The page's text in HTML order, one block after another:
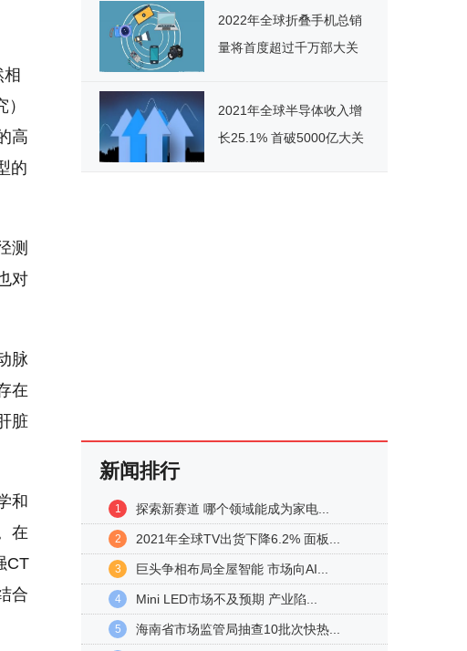
高
的
测
对
脉
在
脏
和
在
CT
合
2022年全球折叠手机总销
量将首度超过千万部大关
2021年全球半导体收入增
长25.1% 首破5000亿大关
新闻排行
1 探索新赛道 哪个领域能成为家电...
2 2021年全球TV出货下降6.2% 面板...
3 巨头争相布局全屋智能 市场向AI...
4 Mini LED市场不及预期 产业陷...
5 海南省市场监管局抽查10批次快热...